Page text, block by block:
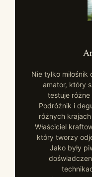
Nie tylko
amator, który
testuje różne
Podróżnik i
różnych
Właściciel
który tworzy
Jako były